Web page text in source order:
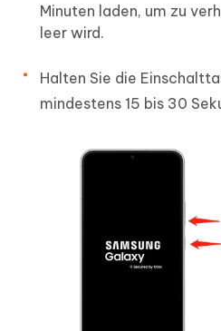
Minuten laden, um zu
leer wird.
Halten Sie die
mindestens 15 bis 30